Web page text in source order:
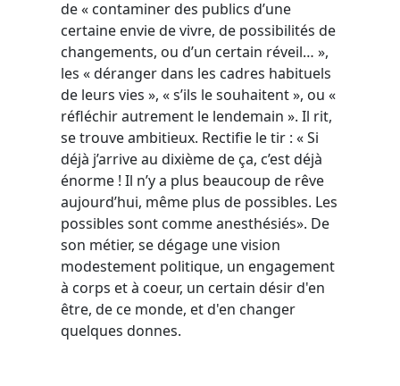
de « contaminer des publics d’une
certaine envie de vivre, de possibilités de
changements, ou d’un certain réveil… »,
les « déranger dans les cadres habituels
de leurs vies », « s’ils le souhaitent », ou «
réfléchir autrement le lendemain ». Il rit,
se trouve ambitieux. Rectifie le tir : « Si
déjà j’arrive au dixième de ça, c’est déjà
énorme ! Il n’y a plus beaucoup de rêve
aujourd’hui, même plus de possibles. Les
possibles sont comme anesthésiés». De
son métier, se dégage une vision
modestement politique, un engagement
à corps et à coeur, un certain désir d'en
être, de ce monde, et d'en changer
quelques donnes.